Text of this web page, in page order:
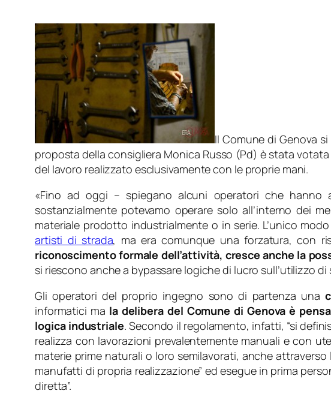
Il Comune di Genova
proposta della consigliera Monica Russo (Pd) è stata
del lavoro realizzato esclusivamente con le proprie mani.
«Fino ad oggi – spiegano alcuni operatori che hanno
sostanzialmente potevamo operare solo all’interno dei
materiale prodotto industrialmente o in serie. L’unico
artisti di strada, ma era comunque una forzatura, con
riconoscimento formale dell’attività, cresce anche la
si riescono anche a bypassare logiche di lucro sull’utilizzo
Gli operatori del proprio ingegno sono di partenza una
informatici ma la delibera del Comune di Genova è
logica industriale. Secondo il regolamento, infatti, “si
realizza con lavorazioni prevalentemente manuali e con
materie prime naturali o loro semilavorati, anche attraverso
manufatti di propria realizzazione” ed esegue in prima
diretta”.